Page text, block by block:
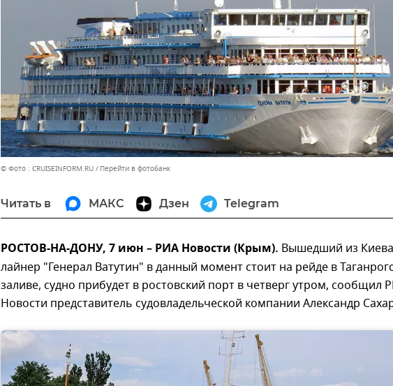
© Фото : CRUISEINFORM.RU Перейти в фотобанк
Читать в МАКС Дзен Telegram
РОСТОВ-НА-ДОНУ, 7 июн – РИА Новости (Крым). Вышедший из Киева
лайнер "Генерал Ватутин" в данный момент стоит на рейде в
заливе, судно прибудет в ростовский порт в четверг утром, сообщил
Новости представитель судовладельческой компании Александр